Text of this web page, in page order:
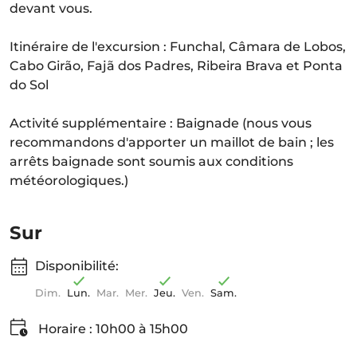
devant vous.
Itinéraire de l'excursion : Funchal, Câmara de Lobos,
Cabo Girão, Fajã dos Padres, Ribeira Brava et Ponta
do Sol
Activité supplémentaire : Baignade (nous vous
recommandons d'apporter un maillot de bain ; les
arrêts baignade sont soumis aux conditions
météorologiques.)
Sur
Disponibilité:
Dim. Lun. Mar. Mer. Jeu. Ven. Sam.
Horaire : 10h00 à 15h00